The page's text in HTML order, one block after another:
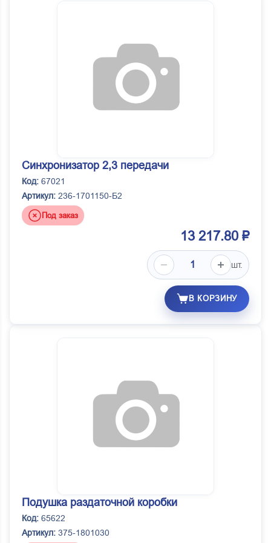
Синхронизатор 2,3 передачи
Код: 67021
Артикул: 236-1701150-Б2
Под заказ
13 217.80 ₽
шт.
В КОРЗИНУ
Подушка раздаточной коробки
Код: 65622
Артикул: 375-1801030